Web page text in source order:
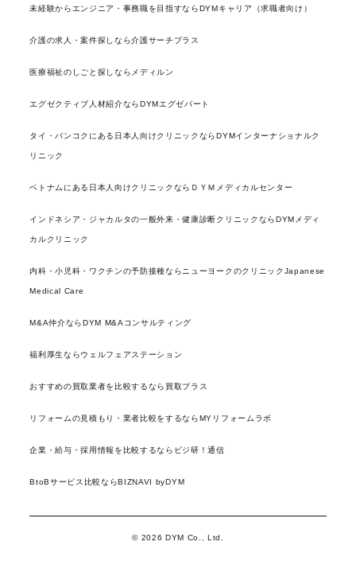
未経験からエンジニア・事務職を目指すならDYMキャリア（求職者向け）
介護の求人・案件探しなら介護サーチプラス
医療福祉のしごと探しならメディルン
エグゼクティブ人材紹介ならDYMエグゼパート
タイ・バンコクにある日本人向けクリニックならDYMインターナショナルク
リニック
ベトナムにある日本人向けクリニックならＤＹＭメディカルセンター
インドネシア・ジャカルタの一般外来・健康診断クリニックならDYMメディ
カルクリニック
内科・小児科・ワクチンの予防接種ならニューヨークのクリニックJapanese
Medical Care
M&A仲介ならDYM M&Aコンサルティング
福利厚生ならウェルフェアステーション
おすすめの買取業者を比較するなら買取プラス
リフォームの見積もり・業者比較をするならMYリフォームラボ
企業・給与・採用情報を比較するならビジ研！通信
BtoBサービス比較ならBIZNAVI byDYM
© 2026 DYM Co., Ltd.